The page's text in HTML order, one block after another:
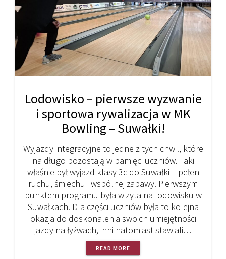
Lodowisko – pierwsze wyzwanie
i sportowa rywalizacja w MK
Bowling – Suwałki!
Wyjazdy integracyjne to jedne z tych chwil, które
na długo pozostają w pamięci uczniów. Taki
właśnie był wyjazd klasy 3c do Suwałki – pełen
ruchu, śmiechu i wspólnej zabawy. Pierwszym
punktem programu była wizyta na lodowisku w
Suwałkach. Dla części uczniów była to kolejna
okazja do doskonalenia swoich umiejętności
jazdy na łyżwach, inni natomiast stawiali…
READ MORE